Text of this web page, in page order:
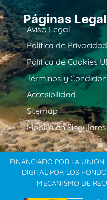
Páginas
Aviso Legal
Política de Privacidad
Política de Cookies
Términos y
Accesibilidad
Sitemap
Mobilia en
FINANCIADO POR LA UNIÓN
DIGITAL POR LOS
MECANISMO DE